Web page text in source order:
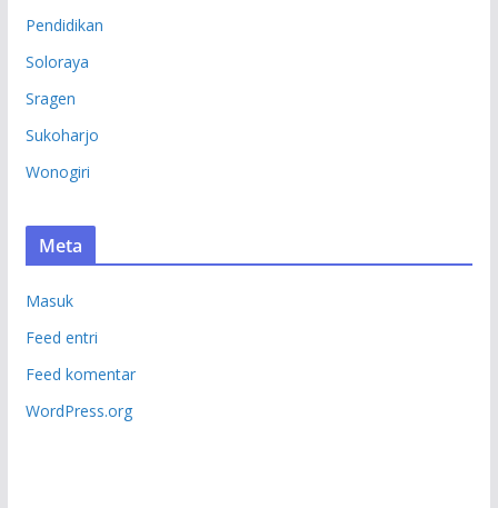
Pendidikan
Soloraya
Sragen
Sukoharjo
Wonogiri
Meta
Masuk
Feed entri
Feed komentar
WordPress.org